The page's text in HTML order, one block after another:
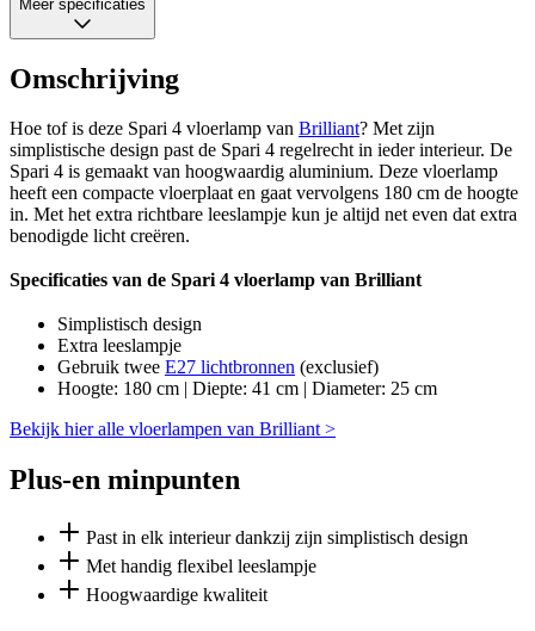
Meer specificaties
Omschrijving
Hoe tof is deze Spari 4 vloerlamp van Brilliant? Met zijn
simplistische design past de Spari 4 regelrecht in ieder interieur. De
Spari 4 is gemaakt van hoogwaardig aluminium. Deze vloerlamp
heeft een compacte vloerplaat en gaat vervolgens 180 cm de hoogte
in. Met het extra richtbare leeslampje kun je altijd net even dat extra
benodigde licht creëren.
Specificaties van de Spari 4 vloerlamp van Brilliant
Simplistisch design
Extra leeslampje
Gebruik twee E27 lichtbronnen (exclusief)
Hoogte: 180 cm | Diepte: 41 cm | Diameter: 25 cm
Bekijk hier alle vloerlampen van Brilliant >
Plus-en minpunten
Past in elk interieur dankzij zijn simplistisch design
Met handig flexibel leeslampje
Hoogwaardige kwaliteit